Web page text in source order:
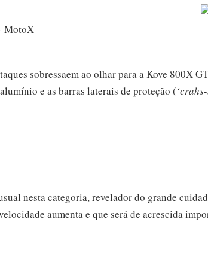
sobressaem ao olhar para a Kove 800X
e as barras laterais de proteção (
nesta categoria, revelador do grande
aumenta e que será de acrescida